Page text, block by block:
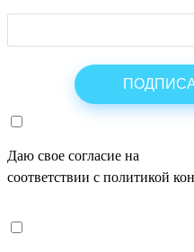
Даю свое согласие на
соответствии с политикой